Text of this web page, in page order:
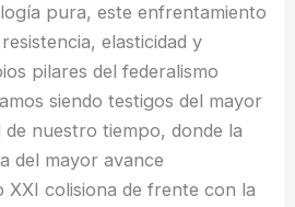
pura, este enfrentamiento
elasticidad y
pilares del federalismo
siendo testigos del mayor
nuestro tiempo, donde la
del mayor avance
XXI colisiona de frente con la